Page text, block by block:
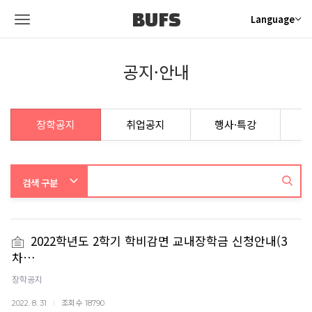
BUFS Language
공지·안내
장학공지 취업공지 행사·특강
2022학년도 2학기 학비감면 교내장학금 신청안내(3
차…
장학공지
2022. 8. 31 조회수 18790